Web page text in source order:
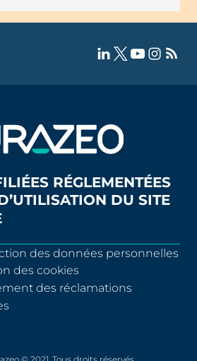
RÉGLEMENTÉES
DU SITE
des données personnelles
des cookies
des réclamations